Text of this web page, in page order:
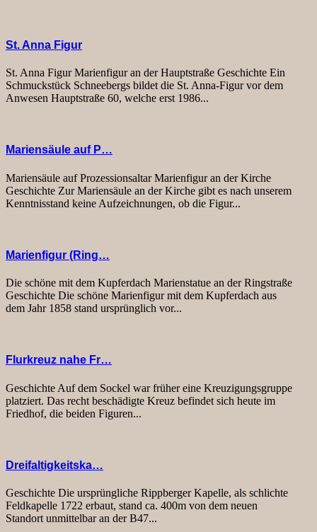
St. Anna Figur
St. Anna Figur Marienfigur an der Hauptstraße Geschichte Ein
Schmuckstück Schneebergs bildet die St. Anna-Figur vor dem
Anwesen Hauptstraße 60, welche erst 1986...
Mariensäule auf P…
Mariensäule auf Prozessionsaltar Marienfigur an der Kirche
Geschichte Zur Mariensäule an der Kirche gibt es nach unserem
Kenntnisstand keine Aufzeichnungen, ob die Figur...
Marienfigur (Ring…
Die schöne mit dem Kupferdach Marienstatue an der Ringstraße
Geschichte Die schöne Marienfigur mit dem Kupferdach aus
dem Jahr 1858 stand ursprünglich vor...
Flurkreuz nahe Fr…
Geschichte Auf dem Sockel war früher eine Kreuzigungsgruppe
platziert. Das recht beschädigte Kreuz befindet sich heute im
Friedhof, die beiden Figuren...
Dreifaltigkeitska…
Geschichte Die ursprüngliche Rippberger Kapelle, als schlichte
Feldkapelle 1722 erbaut, stand ca. 400m von dem neuen
Standort unmittelbar an der B47...